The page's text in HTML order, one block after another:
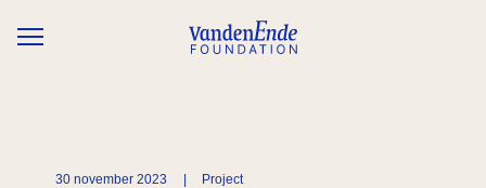
Overslaan en naar de inhoud gaan
30 november 2023 Project